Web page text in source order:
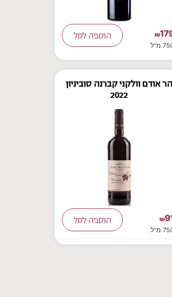
₪
מ"ל
הוספה לסל
הר אודם וולקני קברנה סוביניון
2022
₪
מ"ל
הוספה לסל